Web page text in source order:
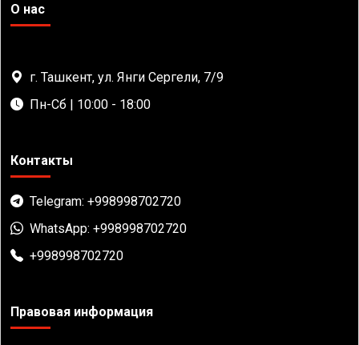
О нас
г. Ташкент, ул. Янги Сергели, 7/9
Пн-Сб | 10:00 - 18:00
Контакты
Telegram: +998998702720
WhatsApp: +998998702720
+998998702720
Правовая информация